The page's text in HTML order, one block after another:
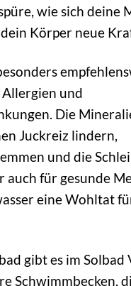
wie sich deine
Körper neue
und
Die
Juckreiz lindern,
und die
auch für gesunde
eine Wohltat
gibt es im
Schwimmbecken,